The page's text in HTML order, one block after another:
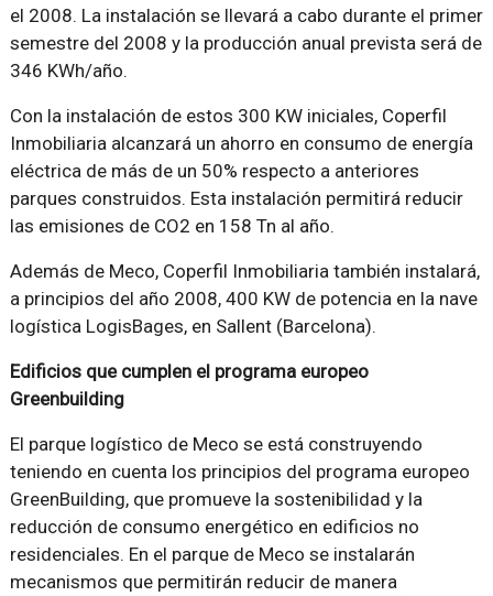
el 2008. La instalación se llevará a cabo durante el primer
semestre del 2008 y la producción anual prevista será de
346 KWh/año.
Con la instalación de estos 300 KW iniciales, Coperfil
Inmobiliaria alcanzará un ahorro en consumo de energía
eléctrica de más de un 50% respecto a anteriores
parques construidos. Esta instalación permitirá reducir
las emisiones de CO2 en 158 Tn al año.
Además de Meco, Coperfil Inmobiliaria también instalará,
a principios del año 2008, 400 KW de potencia en la nave
logística LogisBages, en Sallent (Barcelona).
Edificios que cumplen el programa europeo
Greenbuilding
El parque logístico de Meco se está construyendo
teniendo en cuenta los principios del programa europeo
GreenBuilding, que promueve la sostenibilidad y la
reducción de consumo energético en edificios no
residenciales. En el parque de Meco se instalarán
mecanismos que permitirán reducir de manera